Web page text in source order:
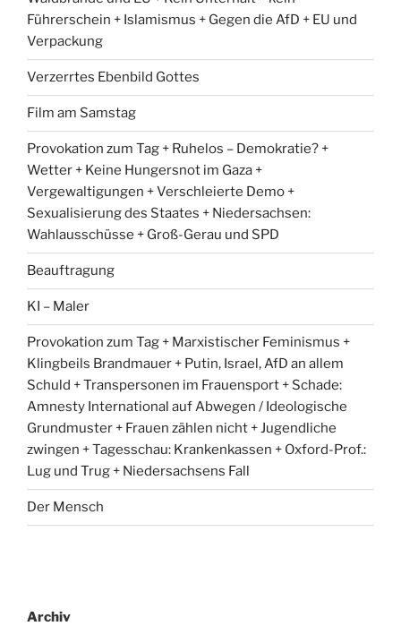
Führerschein + Islamismus + Gegen die AfD + EU und
Verpackung
Verzerrtes Ebenbild Gottes
Film am Samstag
Provokation zum Tag + Ruhelos – Demokratie? +
Wetter + Keine Hungersnot im Gaza +
Vergewaltigungen + Verschleierte Demo +
Sexualisierung des Staates + Niedersachsen:
Wahlausschüsse + Groß-Gerau und SPD
Beauftragung
KI – Maler
Provokation zum Tag + Marxistischer Feminismus +
Klingbeils Brandmauer + Putin, Israel, AfD an allem
Schuld + Transpersonen im Frauensport + Schade:
Amnesty International auf Abwegen / Ideologische
Grundmuster + Frauen zählen nicht + Jugendliche
zwingen + Tagesschau: Krankenkassen + Oxford-Prof.:
Lug und Trug + Niedersachsens Fall
Der Mensch
Archiv